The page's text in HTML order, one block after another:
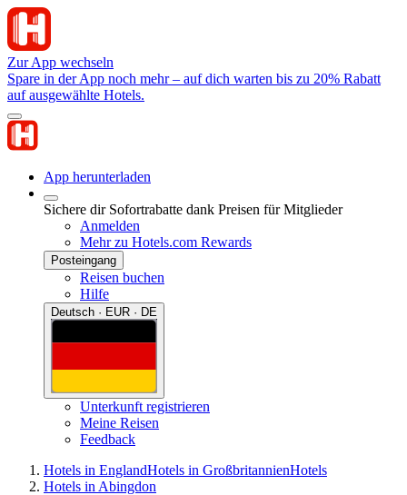
Zur App wechseln
Spare in der App noch mehr – auf dich warten bis zu 20% Rabatt
auf ausgewählte Hotels.
App herunterladen
Sichere dir Sofortrabatte dank Preisen für Mitglieder
Anmelden
Mehr zu Hotels.com Rewards
Posteingang
Reisen buchen
Hilfe
Deutsch · EUR · DE
Unterkunft registrieren
Meine Reisen
Feedback
Hotels in EnglandHotels in GroßbritannienHotels
Hotels in Abingdon